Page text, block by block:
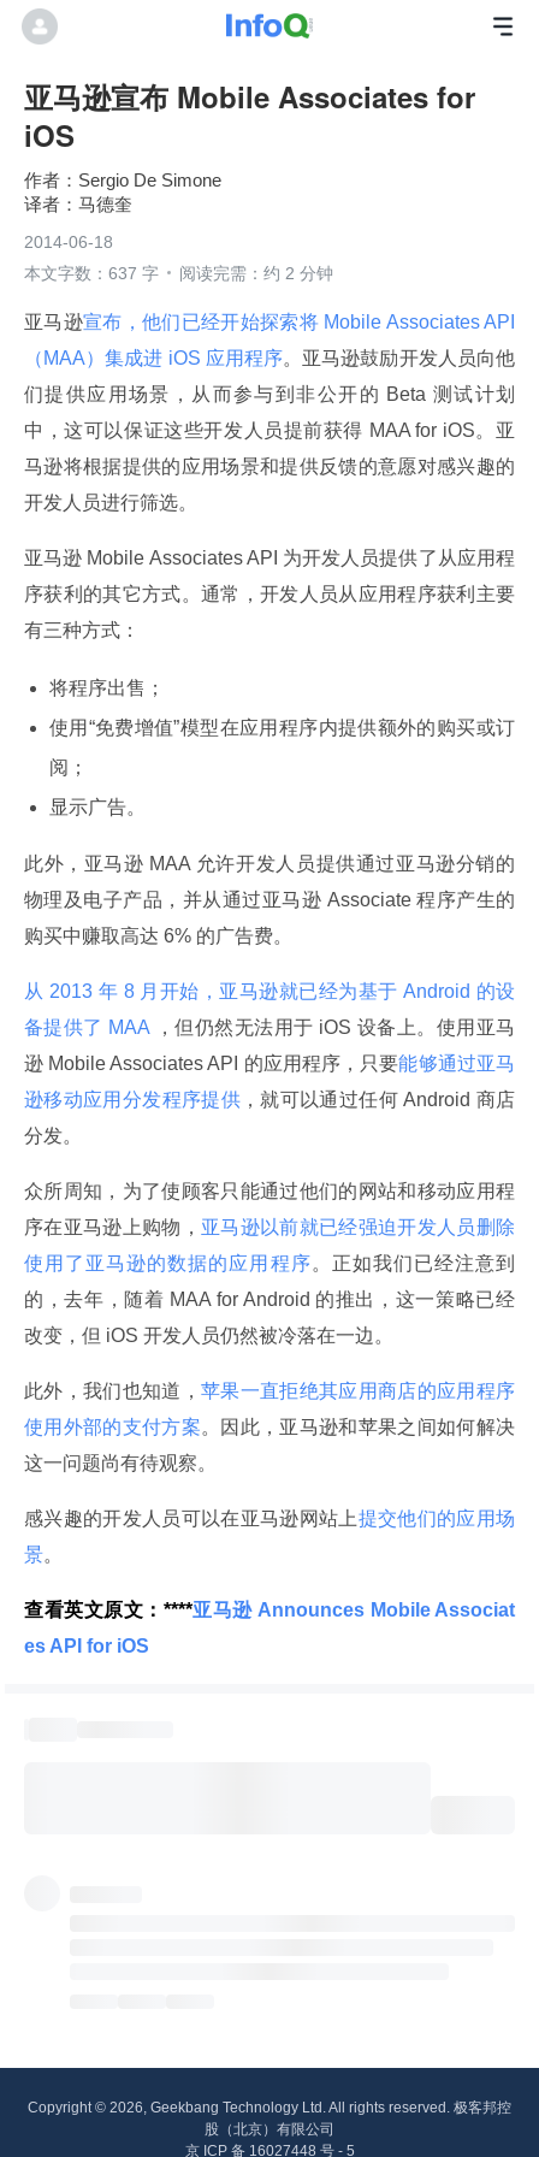
亚马逊宣布 Mobile Associates for
iOS
Sergio De Simone
马德奎
2014-06-18
本文字数：637 字
阅读完需：约 2 分钟
亚马逊宣布，他们已经开始探索将 Mobile Associates API
（MAA）集成进 iOS 应用程序。亚马逊鼓励开发人员向他
们提供应用场景，从而参与到非公开的 Beta 测试计划
中，这可以保证这些开发人员提前获得 MAA for iOS。亚
马逊将根据提供的应用场景和提供反馈的意愿对感兴趣的
开发人员进行筛选。
亚马逊 Mobile Associates API 为开发人员提供了从应用程
序获利的其它方式。通常，开发人员从应用程序获利主要
有三种方式：
将程序出售；
使用“免费增值”模型在应用程序内提供额外的购买或订
阅；
显示广告。
此外，亚马逊 MAA 允许开发人员提供通过亚马逊分销的
物理及电子产品，并从通过亚马逊 Associate 程序产生的
购买中赚取高达 6% 的广告费。
从 2013 年 8 月开始，亚马逊就已经为基于 Android 的设
备提供了 MAA
，但仍然无法用于 iOS 设备上。使用亚马
逊 Mobile Associates API 的应用程序，只要能够通过亚马
逊移动应用分发程序提供 ，就可以通过任何 Android 商店
分发。
众所周知，为了使顾客只能通过他们的网站和移动应用程
序在亚马逊上购物， 亚马逊以前就已经强迫开发人员删除
使用了亚马逊的数据的应用程序。正如我们已经注意到
的，去年，随着 MAA for Android 的推出，这一策略已经
改变，但 iOS 开发人员仍然被冷落在一边。
此外，我们也知道， 苹果一直拒绝其应用商店的应用程序
使用外部的支付方案。因此，亚马逊和苹果之间如何解决
这一问题尚有待观察。
感兴趣的开发人员可以在亚马逊网站上提交他们的应用场
景。
查看英文原文：****亚马逊 Announces Mobile Associat
es API for iOS
Copyright © 2026, Geekbang Technology Ltd. All rights reserved. 极客邦控
股（北京）有限公司
京 ICP 备 16027448 号 - 5